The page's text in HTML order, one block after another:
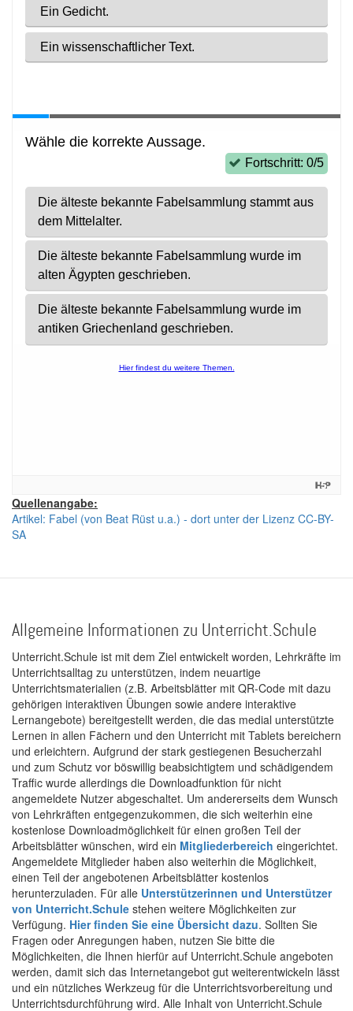
Quellenangabe:
Artikel: Fabel (von Beat Rüst u.a.) - dort unter der Lizenz CC-BY-
SA
Allgemeine Informationen zu Unterricht.Schule
Unterricht.Schule ist mit dem Ziel entwickelt worden, Lehrkräfte im
Unterrichtsalltag zu unterstützen, indem neuartige
Unterrichtsmaterialien (z.B. Arbeitsblätter mit QR-Code mit dazu
gehörigen interaktiven Übungen sowie andere interaktive
Lernangebote) bereitgestellt werden, die das medial unterstützte
Lernen in allen Fächern und den Unterricht mit Tablets bereichern
und erleichtern. Aufgrund der stark gestiegenen Besucherzahl
und zum Schutz vor böswillig beabsichtigtem und schädigendem
Traffic wurde allerdings die Downloadfunktion für nicht
angemeldete Nutzer abgeschaltet. Um andererseits dem Wunsch
von Lehrkräften entgegenzukommen, die sich weiterhin eine
kostenlose Downloadmöglichkeit für einen großen Teil der
Arbeitsblätter wünschen, wird ein Mitgliederbereich eingerichtet.
Angemeldete Mitglieder haben also weiterhin die Möglichkeit,
einen Teil der angebotenen Arbeitsblätter kostenlos
herunterzuladen. Für alle Unterstützerinnen und Unterstützer
von Unterricht.Schule stehen weitere Möglichkeiten zur
Verfügung. Hier finden Sie eine Übersicht dazu. Sollten Sie
Fragen oder Anregungen haben, nutzen Sie bitte die
Möglichkeiten, die Ihnen hierfür auf Unterricht.Schule angeboten
werden, damit sich das Internetangebot gut weiterentwickeln lässt
und ein nützliches Werkzeug für die Unterrichtsvorbereitung und
Unterrichtsdurchführung wird. Alle Inhalt von Unterricht.Schule